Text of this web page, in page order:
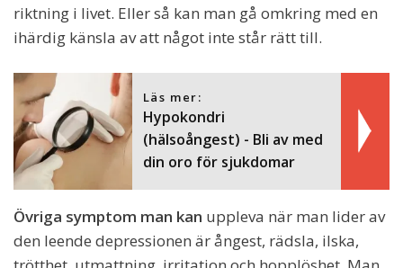
riktning i livet. Eller så kan man gå omkring med en
ihärdig känsla av att något inte står rätt till.
Läs mer:
Hypokondri
(hälsoångest) - Bli av med
din oro för sjukdomar
Övriga symptom man kan uppleva när man lider av
den leende depressionen är ångest, rädsla, ilska,